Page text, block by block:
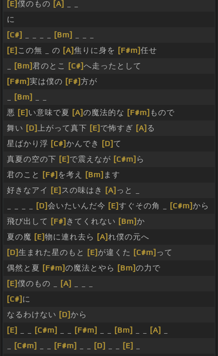
[E]僕のもの [A]
に
[C#]
[Bm]
[E] この無 _ の [A]焦りに身を [F#m]任せ
[Bm]君のとこ [C#]へ走ったとして
[F#m]実は僕の [F#]方が
[Bm]
悪 [E] い意味で夏 [A]の魔法的な [F#m] もので
舞い [D]上がって真下 [E] で怖すぎ [A] る
星ばかり浮 [C#]かんでき [D] て
真夏の空の下 [E] で震えなが [C#m] ら
君のこと
[F#] を考え [Bm] ます
好きなアイ
[E] スの味はき [A] っと _
[D]会いたいんだ今 [E]すぐその角 _ [C#m]から
飛び出して [F#] きてくれない [Bm]か
夏の魔 [E]物に連れ去ら [A]れ僕の元へ
[D]生まれた星のもと [E] が違くた [C#m] って
偶然と夏 [F#m]の魔法とやら [Bm]の力で
[E]僕のもの _ [A]
[C#] に
なるわけない [D]から
[E]
[C#m] [F#m] [Bm] [A]
[C#m] [F#m] [D] [E]